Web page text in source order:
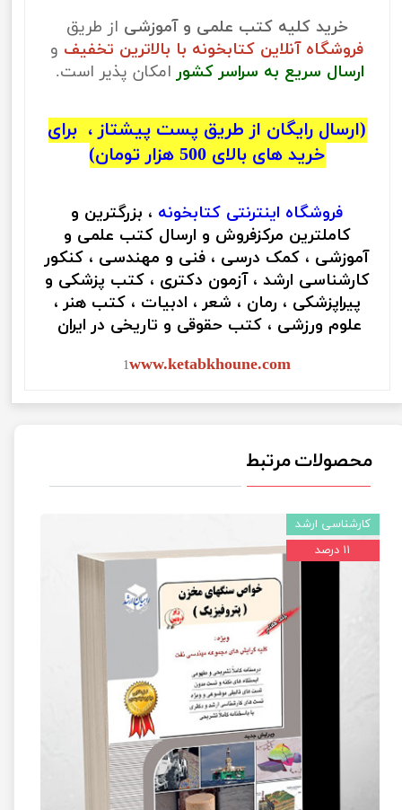
خرید کلیه کتب علمی و آموزشی از طریق
فروشگاه آنلاین کتابخونه با بالاترین تخفیف و
ارسال سریع به سراسر کشور امکان پذیر است.
(ارسال رایگان از طریق پست پیشتاز ، برای
خرید های بالای 500 هزار تومان)
فروشگاه اینترنتی کتابخونه ، بزرگترین و
کاملترین مرکزفروش و ارسال کتب علمی و
آموزشی ، کمک درسی ، فنی و مهندسی ، کنکور
کارشناسی ارشد ، آزمون دکتری ، کتب پزشکی و
پیراپزشکی ، رمان ، شعر ، ادبیات ، کتب هنر ،
علوم ورزشی ، کتب حقوقی و تاریخی در ایران
1www.ketabkhoune.com
محصولات مرتبط
کارشناسی ارشد
۱۱ درصد